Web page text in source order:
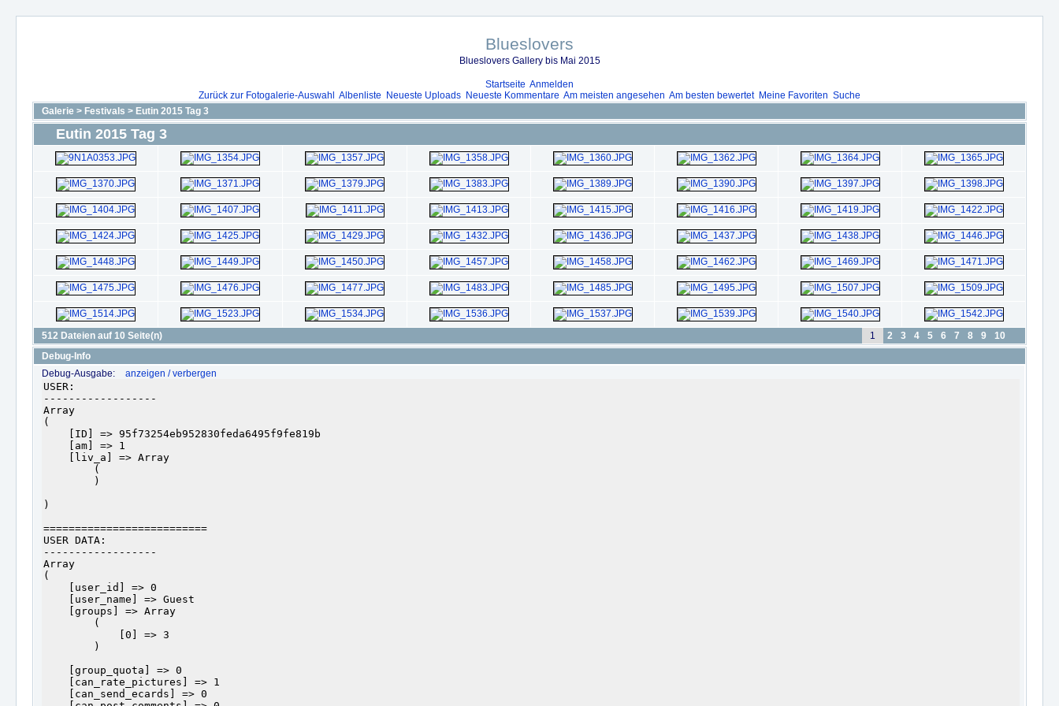
Blueslovers
Blueslovers Gallery bis Mai 2015
Startseite Anmelden
Zurück zur Fotogalerie-Auswahl
Albenliste Neueste Uploads Neueste Kommentare Am meisten angesehen Am besten bewertet Meine Favoriten Suche
Galerie > Festivals > Eutin 2015 Tag 3
Eutin 2015 Tag 3
512 Dateien auf 10 Seite(n) 1 2 3 4 5 6 7 8 9
10
Debug-Info
Debug-Ausgabe:
anzeigen / verbergen